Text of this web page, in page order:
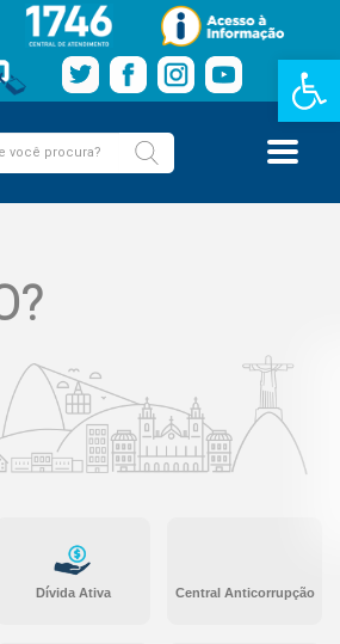
Dívida Ativa Central Anticorrupção
Barra de